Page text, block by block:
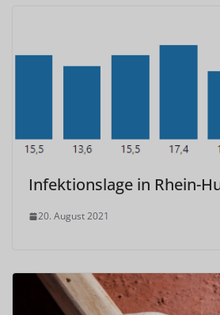
Infektionslage in Rhein-
20. August 2021